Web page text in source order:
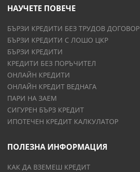
НАУЧЕТЕ ПОВЕЧЕ
БЪРЗИ КРЕДИТИ БЕЗ ТРУДОВ ДОГОВОР
БЪРЗИ КРЕДИТИ С ЛОШО ЦКР
БЪРЗИ КРЕДИТИ
КРЕДИТИ БЕЗ ПОРЪЧИТЕЛ
ОНЛАЙН КРЕДИТИ
ОНЛАЙН КРЕДИТ ВЕДНАГА
ПАРИ НА ЗАЕМ
СИГУРЕН БЪРЗ КРЕДИТ
ИПОТЕЧЕН КРЕДИТ КАЛКУЛАТОР
ПОЛЕЗНА ИНФОРМАЦИЯ
КАК ДА ВЗЕМЕШ КРЕДИТ